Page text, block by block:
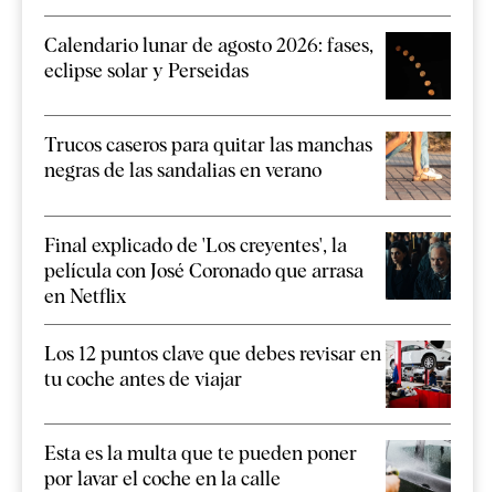
Calendario lunar de agosto 2026: fases,
eclipse solar y Perseidas
Trucos caseros para quitar las manchas
negras de las sandalias en verano
Final explicado de 'Los creyentes', la
película con José Coronado que arrasa
en Netflix
Los 12 puntos clave que debes revisar en
tu coche antes de viajar
Esta es la multa que te pueden poner
por lavar el coche en la calle